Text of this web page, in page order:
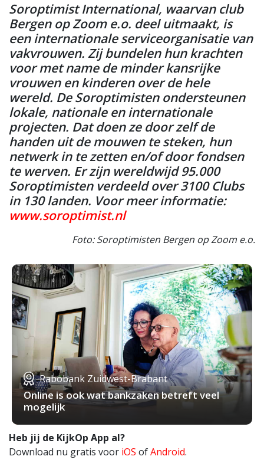
Soroptimist International, waarvan club
Bergen op Zoom e.o. deel uitmaakt, is
een internationale serviceorganisatie van
vakvrouwen. Zij bundelen hun krachten
voor met name de minder kansrijke
vrouwen en kinderen over de hele
wereld. De Soroptimisten ondersteunen
lokale, nationale en internationale
projecten. Dat doen ze door zelf de
handen uit de mouwen te steken, hun
netwerk in te zetten en/of door fondsen
te werven. Er zijn wereldwijd 95.000
Soroptimisten verdeeld over 3100 Clubs
in 130 landen. Voor meer informatie:
www.soroptimist.nl
Foto: Soroptimisten Bergen op Zoom e.o.
Rabobank Zuidwest-Brabant
Online is ook wat bankzaken betreft veel
mogelijk
Heb jij de KijkOp App al?
Download nu gratis voor iOS ofAndroid.